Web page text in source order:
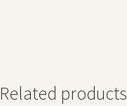
Related products